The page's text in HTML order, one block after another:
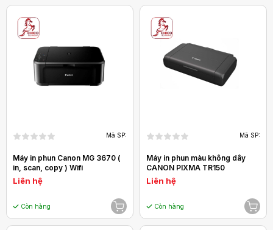
Mã SP:
Máy in phun Canon MG 3670 (
in, scan, copy ) Wifi
Liên hệ
Còn hàng
Mã SP:
Máy in phun màu không dây
CANON PIXMA TR150
Liên hệ
Còn hàng